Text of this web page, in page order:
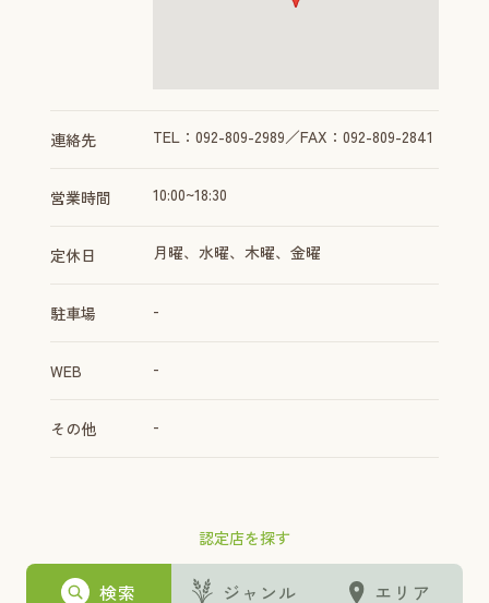
認定店を探す
検索 ジャンル エリア
連絡先 TEL：092-809-2989／FAX：092-809-2841
営業時間 10:00~18:30
定休日 月曜、水曜、木曜、金曜
駐車場 -
WEB -
その他 -